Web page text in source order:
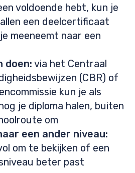
voldoende hebt, kun je
een deelcertificaat
meeneemt naar een
doen: via het Centraal
(CBR) of
kun je als
je diploma halen, buiten
om
een ander niveau:
om te bekijken of een
beter past